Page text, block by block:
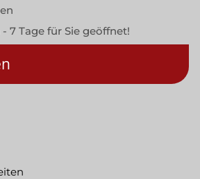
7 Tage für Sie geöffnet!